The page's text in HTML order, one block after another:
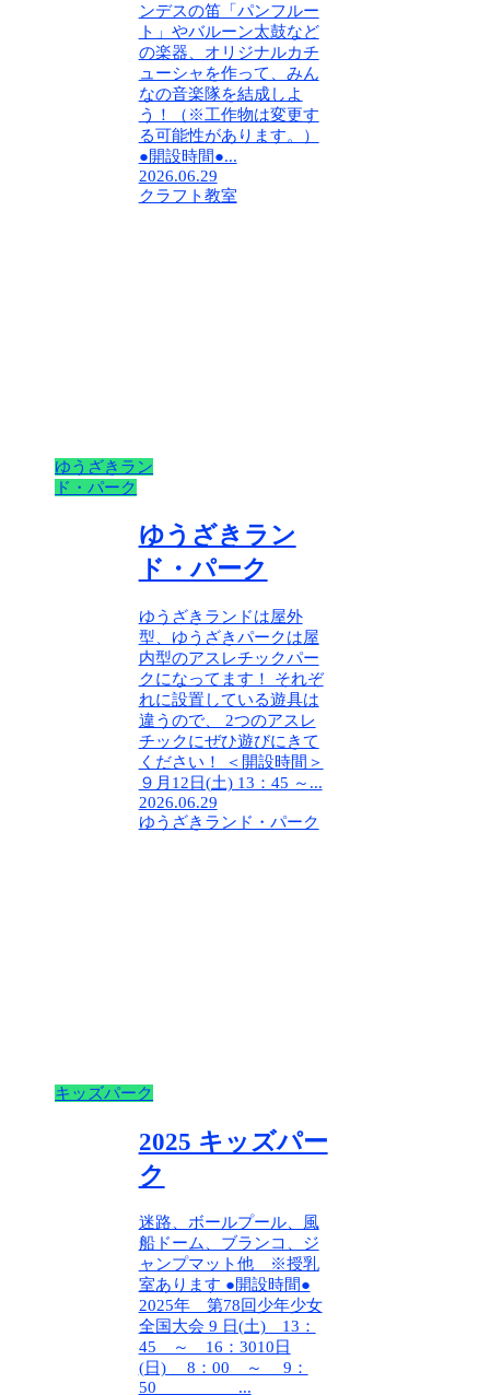
ンデスの笛「パンフルー
ト」やバルーン太鼓など
の楽器、オリジナルカチ
ューシャを作って、みん
なの音楽隊を結成しよ
う！（※工作物は変更す
る可能性があります。）
●開設時間●...
2026.06.29
クラフト教室
ゆうざきラン
ド・パーク
ゆうざきラン
ド・パーク
ゆうざきランドは屋外
型、ゆうざきパークは屋
内型のアスレチックパー
クになってます！ それぞ
れに設置している遊具は
違うので、 2つのアスレ
チックにぜひ遊びにきて
ください！ ＜開設時間＞
９月12日(土) 13：45 ～...
2026.06.29
ゆうざきランド・パーク
キッズパーク
2025 キッズパー
ク
迷路、ボールプール、風
船ドーム、ブランコ、ジ
ャンプマット他 ※授乳
室あります ●開設時間●
2025年 第78回少年少女
全国大会 9 日(土) 13：
45 ～ 16：3010日
(日) 8：00 ～ 9：
50 ...